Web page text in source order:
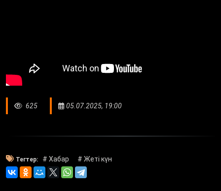
625 05.07.2025, 19:00
Тегтер: # Хабар # Жетi күн